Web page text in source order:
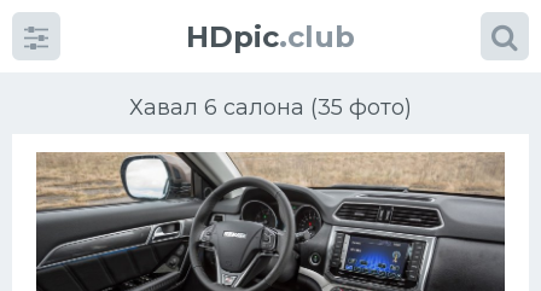
HDpic.club
Хавал 6 салона (35 фото)